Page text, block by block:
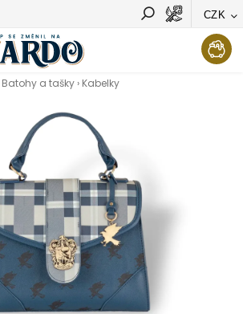
CZK
Hledat
Batohy a tašky › Kabelky